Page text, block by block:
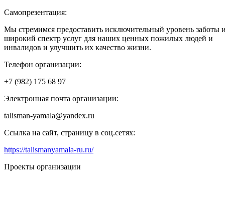
Самопрезентация:
Мы стремимся предоставить исключительный уровень заботы
широкий спектр услуг для наших ценных пожилых людей и
инвалидов и улучшить их качество жизни.
Телефон организации:
+7 (982) 175 68 97
Электронная почта организации:
talisman-yamala@yandex.ru
Ссылка на сайт, страницу в соц.сетях:
https://talismanyamala-ru.ru/
Проекты организации